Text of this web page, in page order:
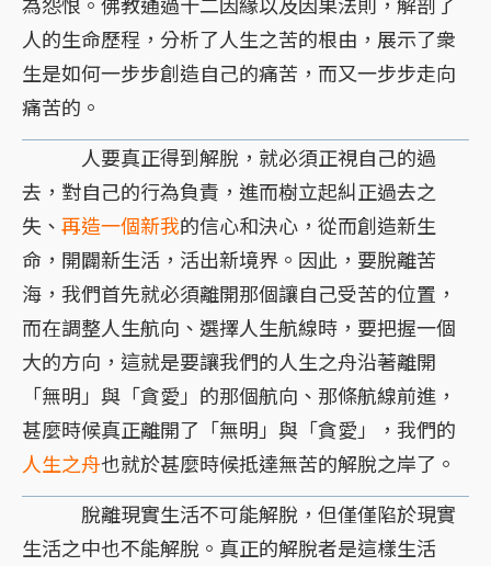
人的生命歷程，分析了人生之苦的根由，展示了衆
生是如何一步步創造自己的痛苦，而又一步步走向
痛苦的。
人要真正得到解脫，就必須正視自己的過
去，對自己的行為負責，進而樹立起糾正過去之
失、 再造一個新我的信心和決心，從而創造新生
命，開闢新生活，活出新境界。因此，要脫離苦
海，我們首先就必須離開那個讓自己受苦的位置，
而在調整人生航向、選擇人生航線時，要把握一個
大的方向，這就是要讓我們的人生之舟沿著離開
「無明」與「貪愛」的那個航向、那條航線前進，
甚麼時候真正離開了「無明」與「貪愛」，我們的
人生之舟也就於甚麼時候抵達無苦的解脫之岸了。
脫離現實生活不可能解脫，但僅僅陷於現實
生活之中也不能解脫。真正的解脫者是這樣生活